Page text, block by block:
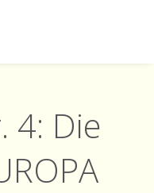
4: Die